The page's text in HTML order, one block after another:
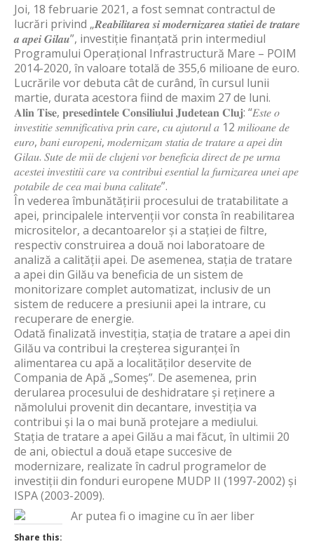
Joi, 18 februarie 2021, a fost semnat contractul de
lucrări privind „𝑹𝒆𝒂𝒃𝒊𝒍𝒊𝒕𝒂𝒓𝒆𝒂 𝒔𝒊 𝒎𝒐𝒅𝒆𝒓𝒏𝒊𝒛𝒂𝒓𝒆𝒂 𝒔𝒕𝒂𝒕𝒊𝒆𝒊 𝒅𝒆 𝒕𝒓𝒂𝒕𝒂𝒓𝒆
𝒂 𝒂𝒑𝒆𝒊 𝑮𝒊𝒍𝒂𝒖”, investiție finanțată prin intermediul
Programului Operațional Infrastructură Mare – POIM
2014-2020, în valoare totală de 355,6 milioane de euro.
Lucrările vor debuta cât de curând, în cursul lunii
martie, durata acestora fiind de maxim 27 de luni.
𝐀𝐥𝐢𝐧 𝐓𝐢𝐬𝐞, 𝐩𝐫𝐞𝐬𝐞𝐝𝐢𝐧𝐭𝐞𝐥𝐞 𝐂𝐨𝐧𝐬𝐢𝐥𝐢𝐮𝐥𝐮𝐢 𝐉𝐮𝐝𝐞𝐭𝐞𝐚𝐧 𝐂𝐥𝐮𝐣: “𝐸𝑠𝑡𝑒 𝑜
𝑖𝑛𝑣𝑒𝑠𝑡𝑖𝑡𝑖𝑒 𝑠𝑒𝑚𝑛𝑖𝑓𝑖𝑐𝑎𝑡𝑖𝑣𝑎 𝑝𝑟𝑖𝑛 𝑐𝑎𝑟𝑒, 𝑐𝑢 𝑎𝑗𝑢𝑡𝑜𝑟𝑢𝑙 𝑎 12 𝑚𝑖𝑙𝑖𝑜𝑎𝑛𝑒 𝑑𝑒
𝑒𝑢𝑟𝑜, 𝑏𝑎𝑛𝑖 𝑒𝑢𝑟𝑜𝑝𝑒𝑛𝑖, 𝑚𝑜𝑑𝑒𝑟𝑛𝑖𝑧𝑎𝑚 𝑠𝑡𝑎𝑡𝑖𝑎 𝑑𝑒 𝑡𝑟𝑎𝑡𝑎𝑟𝑒 𝑎 𝑎𝑝𝑒𝑖 𝑑𝑖𝑛
𝐺𝑖𝑙𝑎𝑢. 𝑆𝑢𝑡𝑒 𝑑𝑒 𝑚𝑖𝑖 𝑑𝑒 𝑐𝑙𝑢𝑗𝑒𝑛𝑖 𝑣𝑜𝑟 𝑏𝑒𝑛𝑒𝑓𝑖𝑐𝑖𝑎 𝑑𝑖𝑟𝑒𝑐𝑡 𝑑𝑒 𝑝𝑒 𝑢𝑟𝑚𝑎
𝑎𝑐𝑒𝑠𝑡𝑒𝑖 𝑖𝑛𝑣𝑒𝑠𝑡𝑖𝑡𝑖𝑖 𝑐𝑎𝑟𝑒 𝑣𝑎 𝑐𝑜𝑛𝑡𝑟𝑖𝑏𝑢𝑖 𝑒𝑠𝑒𝑛𝑡𝑖𝑎𝑙 𝑙𝑎 𝑓𝑢𝑟𝑛𝑖𝑧𝑎𝑟𝑒𝑎 𝑢𝑛𝑒𝑖 𝑎𝑝𝑒
𝑝𝑜𝑡𝑎𝑏𝑖𝑙𝑒 𝑑𝑒 𝑐𝑒𝑎 𝑚𝑎𝑖 𝑏𝑢𝑛𝑎 𝑐𝑎𝑙𝑖𝑡𝑎𝑡𝑒”.
În vederea îmbunătățirii procesului de tratabilitate a
apei, principalele intervenții vor consta în reabilitarea
micrositelor, a decantoarelor și a stației de filtre,
respectiv construirea a două noi laboratoare de
analiză a calității apei. De asemenea, stația de tratare
a apei din Gilău va beneficia de un sistem de
monitorizare complet automatizat, inclusiv de un
sistem de reducere a presiunii apei la intrare, cu
recuperare de energie.
Odată finalizată investiția, stația de tratare a apei din
Gilău va contribui la creșterea siguranței în
alimentarea cu apă a localităților deservite de
Compania de Apă „Someș”. De asemenea, prin
derularea procesului de deshidratare și reținere a
nămolului provenit din decantare, investiția va
contribui și la o mai bună protejare a mediului.
Stația de tratare a apei Gilău a mai făcut, în ultimii 20
de ani, obiectul a două etape succesive de
modernizare, realizate în cadrul programelor de
investiții din fonduri europene MUDP II (1997-2002) și
ISPA (2003-2009).
Share this: